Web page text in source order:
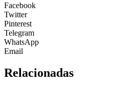
Facebook
Twitter
Pinterest
Telegram
WhatsApp
Email
Relacionadas